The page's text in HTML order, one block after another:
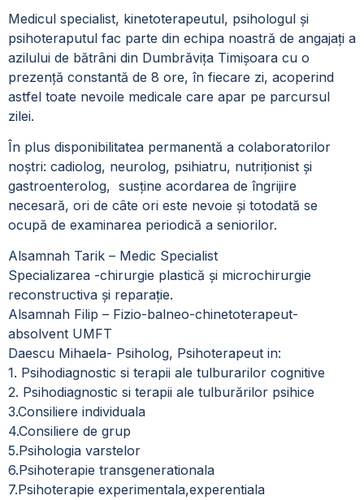
Medicul specialist, kinetoterapeutul, psihologul și
psihoteraputul fac parte din echipa noastră de angajați a
azilului de bătrâni din Dumbrăvița Timișoara cu o
prezență constantă de 8 ore, în fiecare zi, acoperind
astfel toate nevoile medicale care apar pe parcursul
zilei.
În plus disponibilitatea permanentă a colaboratorilor
noștri: cadiolog, neurolog, psihiatru, nutriționist și
gastroenterolog, susține acordarea de îngrijire
necesară, ori de câte ori este nevoie și totodată se
ocupă de examinarea periodică a seniorilor.
Alsamnah Tarik – Medic Specialist
Specializarea -chirurgie plastică și microchirurgie
reconstructiva și reparație.
Alsamnah Filip – Fizio-balneo-chinetoterapeut-
absolvent UMFT
Daescu Mihaela- Psiholog, Psihoterapeut in:
1. Psihodiagnostic si terapii ale tulburarilor cognitive
2. Psihodiagnostic si terapii ale tulburărilor psihice
3.Consiliere individuala
4.Consiliere de grup
5.Psihologia varstelor
6.Psihoterapie transgenerationala
7.Psihoterapie experimentala,experentiala